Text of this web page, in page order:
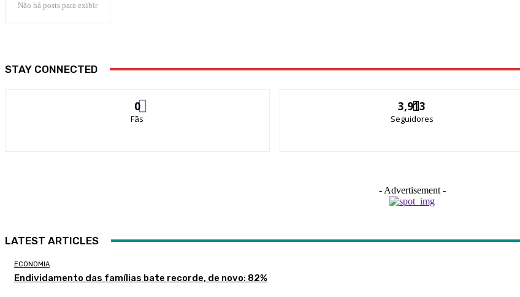
Não há posts para exibir
STAY CONNECTED
0
Fãs
3,913
Seguidores
- Advertisement -
LATEST ARTICLES
ECONOMIA
Endividamento das famílias bate recorde, de novo: 82%